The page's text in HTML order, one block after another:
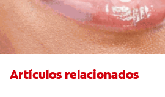
Artículos relacionados